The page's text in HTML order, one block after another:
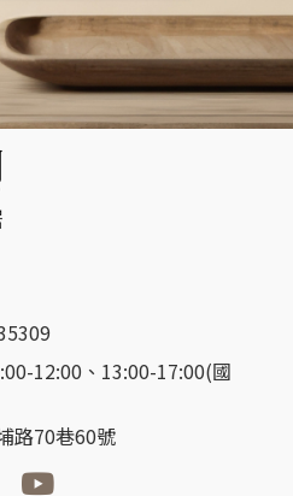
12:00、13:00-17:00(國
路70巷60號